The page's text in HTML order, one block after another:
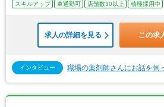
スキルアップ
車通勤可 店舗数30以上 積極採用中
求人の詳細を見る この求
インタビュー 職場の薬剤師さんにお話を伺